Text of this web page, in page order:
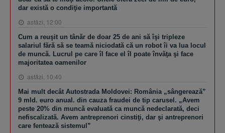
dar există o condiţie importantă
astăzi, 12:00
Cum a reuşit un tânăr de doar 25 de ani să îşi tripleze
salariul fără să se teamă niciodată că un robot îi va lua locul
de muncă. Lucrul pe care îl face el îl poate învăţa şi face
majoritatea oamenilor
astăzi, 10:40
Mai mult decât Autostrada Moldovei: România „sângerează”
9 mld. euro anual. din cauza fraudei de tip carusel. „Avem
peste 20% din muncă evaluată ca muncă nedeclarată, deci
nefiscalizată. Avem antreprenori cinstiţi, dar şi antreprenori
care fentează sistemul”